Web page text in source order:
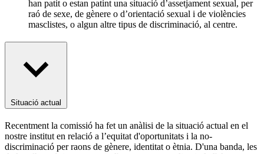
han patit o estan patint una situació d’assetjament sexual, per
raó de sexe, de gènere o d’orientació sexual i de violències
masclistes, o algun altre tipus de discriminació, al centre.
Situació actual
Recentment la comissió ha fet un anàlisi de la situació actual en el
nostre institut en relació a l’equitat d'oportunitats i la no-
discriminació per raons de gènere, identitat o ètnia. D'una banda, les